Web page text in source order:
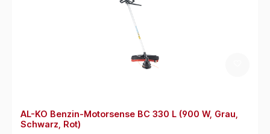
AL-KO Benzin-Motorsense BC 330 L (900 W, Grau,
Schwarz, Rot)